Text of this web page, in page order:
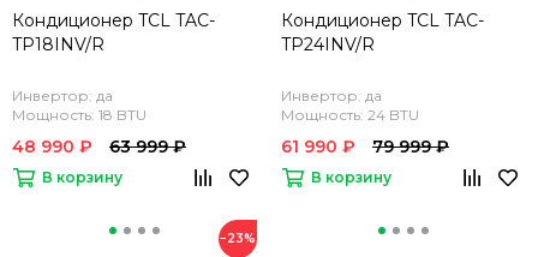
Кондиционер TCL TAC-
TP18INV/R
Инвертор: да
Мощность: 18 BTU
48 990 ₽ 63 999 ₽
В корзину
Кондиционер TCL TAC-
TP24INV/R
Инвертор: да
Мощность: 24 BTU
61 990 ₽ 79 999 ₽
В корзину
−23%